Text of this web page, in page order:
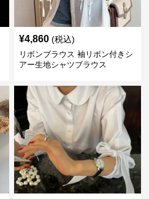
¥4,860 (税込)
リボンブラウス 袖リボン付きシ
アー生地シャツブラウス